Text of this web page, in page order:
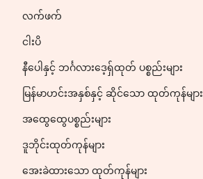
လက်ဖက်
ငါးပိ
နီပေါနှင့် ဘင်္ဂလားဒေ့ရှ်ထုတ် ပစ္စည်းများ
မြန်မာဟင်းအနှစ်နှင့် ဆိုင်သော ထုတ်ကုန်များ
အထွေထွေပစ္စည်းများ
ဒူဘိုင်းထုတ်ကုန်များ
အေးခဲထားသော ထုတ်ကုန်များ